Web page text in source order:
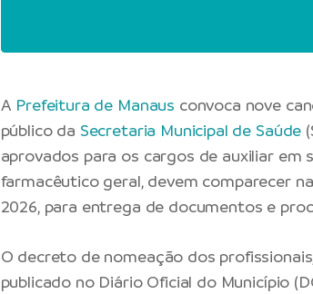
A Prefeitura de Manaus convoca nove
público da Secretaria Municipal de Saúde
aprovados para os cargos de auxiliar
farmacêutico geral, devem comparecer
2026, para entrega de documentos e
O decreto de nomeação dos
publicado no Diário Oficial do Município